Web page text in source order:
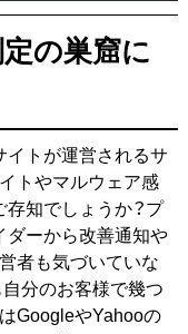
の巣窟に
トが運営されるサ
トやマルウェア感
知でしょうか？プ
ダーから改善通知や
者も気づいていな
分のお客様で幾つ
GoogleやYahooの